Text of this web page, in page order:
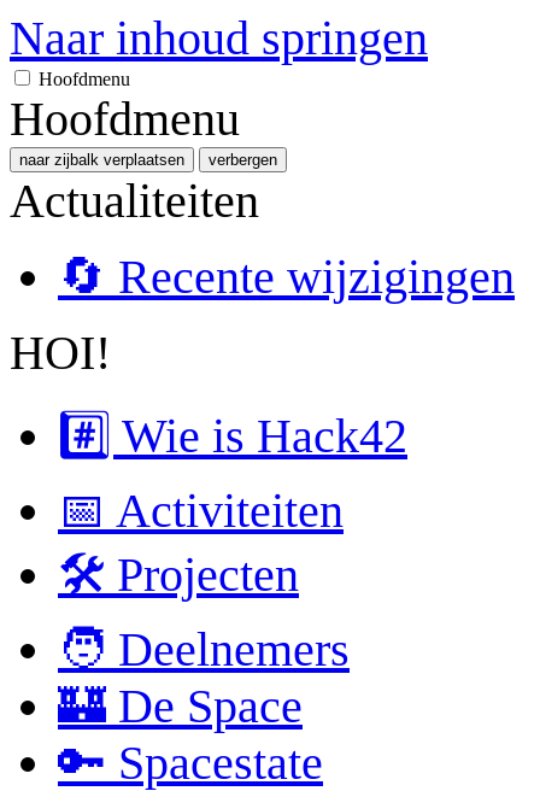
Naar inhoud springen
Hoofdmenu
Hoofdmenu
naar zijbalk verplaatsen verbergen
Actualiteiten
🔄 Recente wijzigingen
HOI!
#️⃣ Wie is Hack42
📅 Activiteiten
🛠 Projecten
🧑 Deelnemers
🏰 De Space
🔑 Spacestate